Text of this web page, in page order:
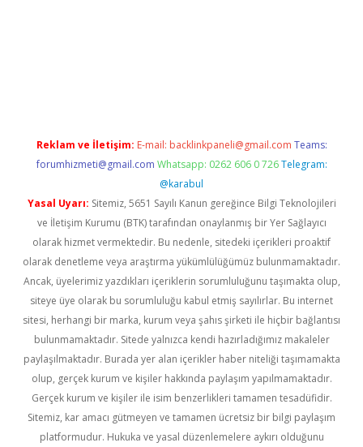
Reklam ve İletişim: E-mail: backlinkpaneli@gmail.com Teams:
forumhizmeti@gmail.com Whatsapp: 0262 606 0 726 Telegram:
@karabul
Yasal Uyarı: Sitemiz, 5651 Sayılı Kanun gereğince Bilgi Teknolojileri
ve İletişim Kurumu (BTK) tarafından onaylanmış bir Yer Sağlayıcı
olarak hizmet vermektedir. Bu nedenle, sitedeki içerikleri proaktif
olarak denetleme veya araştırma yükümlülüğümüz bulunmamaktadır.
Ancak, üyelerimiz yazdıkları içeriklerin sorumluluğunu taşımakta olup,
siteye üye olarak bu sorumluluğu kabul etmiş sayılırlar. Bu internet
sitesi, herhangi bir marka, kurum veya şahıs şirketi ile hiçbir bağlantısı
bulunmamaktadır. Sitede yalnızca kendi hazırladığımız makaleler
paylaşılmaktadır. Burada yer alan içerikler haber niteliği taşımamakta
olup, gerçek kurum ve kişiler hakkında paylaşım yapılmamaktadır.
Gerçek kurum ve kişiler ile isim benzerlikleri tamamen tesadüfidir.
Sitemiz, kar amacı gütmeyen ve tamamen ücretsiz bir bilgi paylaşım
platformudur. Hukuka ve yasal düzenlemelere aykırı olduğunu